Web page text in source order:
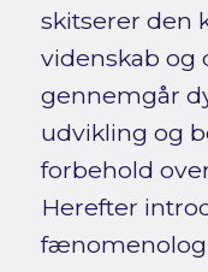
skitserer den
videnskab og
gennemgår
udvikling og
forbehold
Herefter